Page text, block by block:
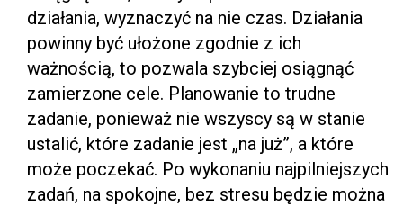
działania, wyznaczyć na nie czas. Działania
powinny być ułożone zgodnie z ich
ważnością, to pozwala szybciej osiągnąć
zamierzone cele. Planowanie to trudne
zadanie, ponieważ nie wszyscy są w stanie
ustalić, które zadanie jest „na już”, a które
może poczekać. Po wykonaniu najpilniejszych
zadań, na spokojne, bez stresu będzie można